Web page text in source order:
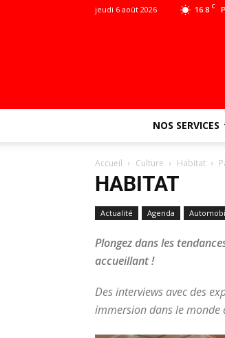
16.8 C
jeudi 6 août 2026
NOS SERVICES
Accueil Culture Habitat
HABITAT
Actualité Agenda
Plongez dans les
accueillant !
Des interviews avec des
immersion dans le monde